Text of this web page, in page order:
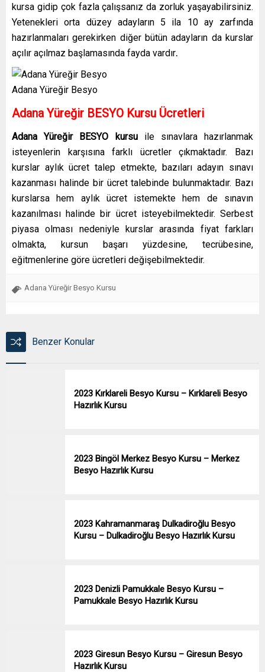
kursa gidip çok fazla çalışsanız da zorluk yaşayabilirsiniz.
Yetenekleri orta düzey adayların 5 ila 10 ay zarfında
hazırlanmaları gerekirken diğer bütün adayların da kurslar
açılır açılmaz başlamasında fayda vardır.
Adana Yüreğir Besyo
Adana Yüreğir BESYO Kursu Ücretleri
Adana Yüreğir BESYO kursu ile sınavlara hazırlanmak
isteyenlerin karşısına farklı ücretler çıkmaktadır. Bazı
kurslar aylık ücret talep etmekte, bazıları adayın sınavı
kazanması halinde bir ücret talebinde bulunmaktadır. Bazı
kurslarsa hem aylık ücret istemekte hem de sınavın
kazanılması halinde bir ücret isteyebilmektedir. Serbest
piyasa olması nedeniyle kurslar arasında fiyat farkları
olmakta, kursun başarı yüzdesine, tecrübesine,
eğitmenlerine göre ücretleri değişebilmektedir.
Adana Yüreğir Besyo Kursu
Benzer Konular
2023 Kırklareli Besyo Kursu – Kırklareli Besyo
Hazırlık Kursu
2023 Bingöl Merkez Besyo Kursu – Merkez
Besyo Hazırlık Kursu
2023 Kahramanmaraş Dulkadiroğlu Besyo
Kursu – Dulkadiroğlu Besyo Hazırlık Kursu
2023 Denizli Pamukkale Besyo Kursu –
Pamukkale Besyo Hazırlık Kursu
2023 Giresun Besyo Kursu – Giresun Besyo
Hazırlık Kursu